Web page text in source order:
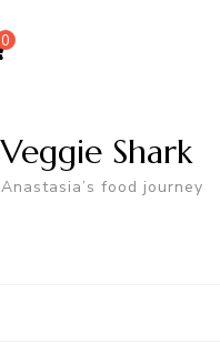
0
Veggie Shark
Anastasia’s food journey